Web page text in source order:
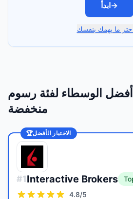
ابدأ→
ما يهمك بنفسك
أفضل الوسطاء لفئة رسوم
منخفضة
🏆الاختيار الأفضل
#1Interactive Brokers
4.8/5